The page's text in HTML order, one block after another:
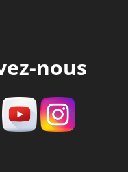
nous